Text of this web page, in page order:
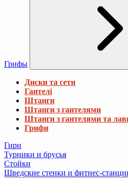
Грифы
Диски та сети
Гантелі
Штанги
Штанги з гантелями
Штанги з гантелями та
Грифи
Гири
Турники и брусья
Стойки
Шведские стенки и фитнес-